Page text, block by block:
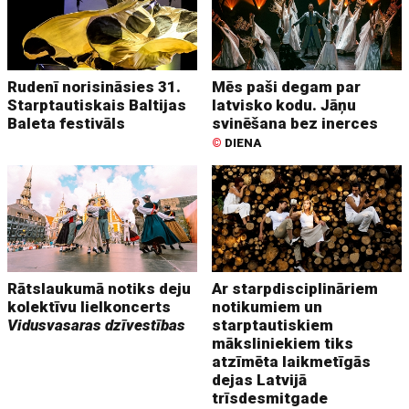
Rudenī norisināsies 31.
Starptautiskais Baltijas
Baleta festivāls
Mēs paši degam par
latvisko kodu. Jāņu
svinēšana bez inerces
© DIENA
Rātslaukumā notiks deju
kolektīvu lielkoncerts
Vidusvasaras dzīvestības
Ar starpdisciplināriem
notikumiem un
starptautiskiem
māksliniekiem tiks
atzīmēta laikmetīgās
dejas Latvijā
trīsdesmitgade